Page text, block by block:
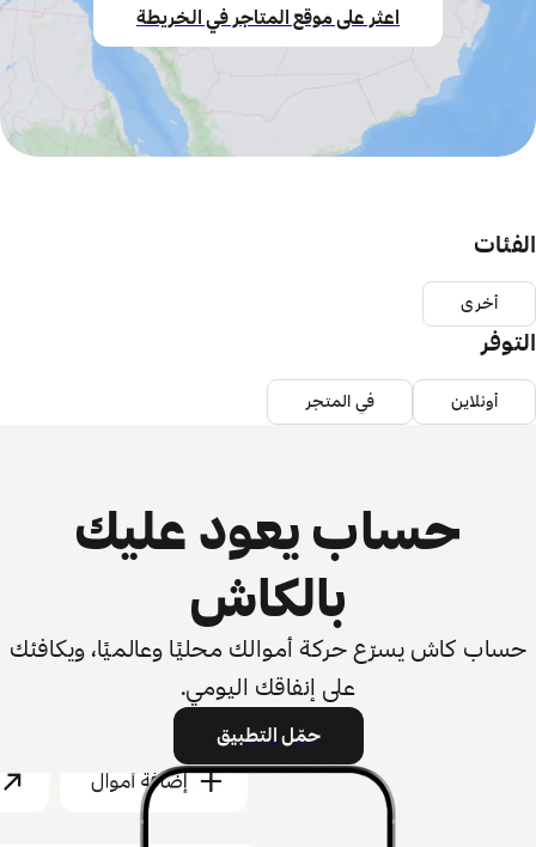
اعثر على موقع المتاجر في الخريطة
الفئات
أخرى
التوفر
أونلاين في المتجر
حساب يعود عليك
بالكاش
حساب كاش يسرّع حركة أموالك محليًا وعالميًا، ويكافئك
على إنفاقك اليومي.
حمّل التطبيق